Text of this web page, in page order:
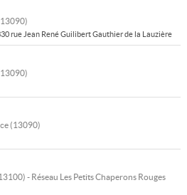
13090)
rue Jean René Guilibert Gauthier de la Lauzière
13090)
(13090)
) - Réseau Les Petits Chaperons Rouges